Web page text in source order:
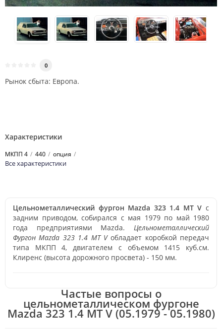
0
Рынок сбыта: Европа.
Характеристики
МКПП 4 440 опция
Все характеристики
Цельнометаллический фургон Mazda 323 1.4 MT V с
задним приводом, собирался с мая 1979 по май 1980
года предприятиями Mazda. Цельнометаллический
Фургон Mazda 323 1.4 MT Vобладает коробкой передач
типа МКПП 4, двигателем с объемом 1415 куб.см.
Клиренс (высота дорожного просвета) - 150 мм.
Частые вопросы о
цельнометаллическом фургоне
Mazda 323 1.4 MT V (05.1979 - 05.1980)